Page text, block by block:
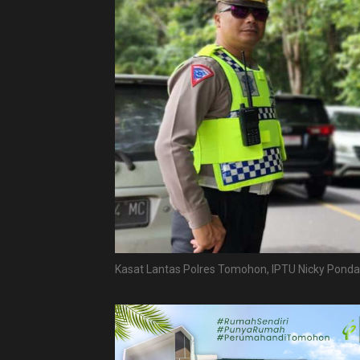
Kasat Lantas Polres Tomohon, IPTU Nicky